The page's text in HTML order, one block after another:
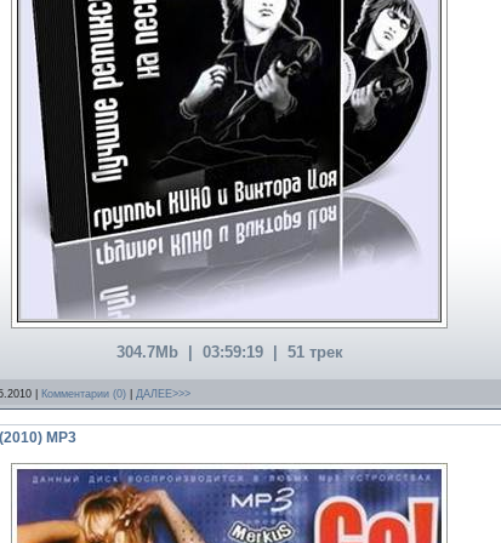
304.7Mb | 03:59:19 | 51 трек
Комментарии (0) ДАЛЕЕ>>>
MP3